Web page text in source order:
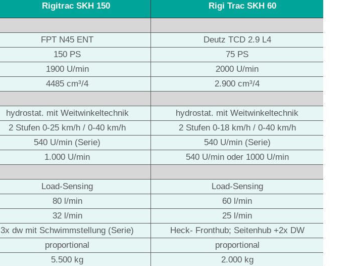
Rigitrac SKH 150 Rigi Trac SKH 60
FPT N45 ENT
Deutz TCD 2.9 L4
150 PS
75 PS
1900 U/min
2000 U/min
4485 cm³/4 2.900 cm³/4
hydrostat. mit Weitwinkeltechnik
hydrostat. mit Weitwinkeltechnik
2 Stufen 0-25 km/h / 0-40 km/h
2 Stufen 0-18 km/h / 0-40 km/h
540 U/min (Serie)
540 U/min (Serie)
1.000 U/min 540 U/min oder 1000 U/min
Load-Sensing
Load-Sensing
80 l/min
60 l/min
32 l/min
25 l/min
3x dw mit Schwimmstellung (Serie)
Heck- Fronthub; Seitenhub +2x DW
proportional
proportional
5.500 kg
2.000 kg